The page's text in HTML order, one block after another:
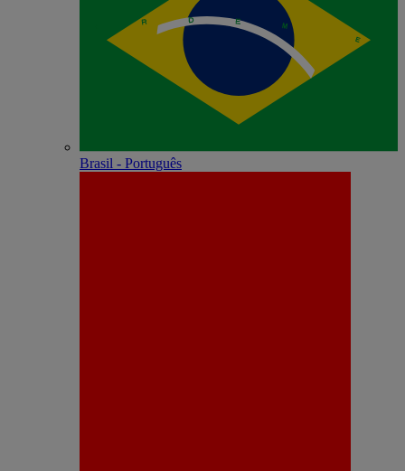
Brasil - Português